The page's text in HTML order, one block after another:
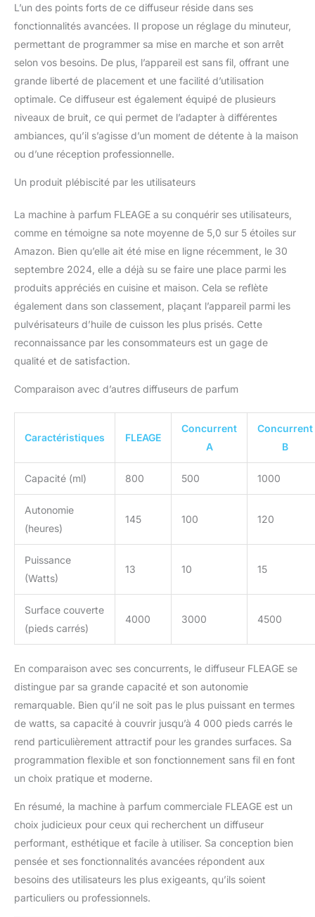
facile et diffusion de l'air
froid】 Aucun
assemblage requis, il
suffit de déballer, de le
placer sur une surface
plane et de le connecter.
Faites l'expérience d'une
diffusion constante sans
goutter ni fuir.
L’un des points forts de ce diffuseur réside dans ses
fonctionnalités avancées. Il propose un réglage du minuteur,
permettant de programmer sa mise en marche et son arrêt
selon vos besoins. De plus, l’appareil est sans fil, offrant une
grande liberté de placement et une facilité d’utilisation
optimale. Ce diffuseur est également équipé de plusieurs
niveaux de bruit, ce qui permet de l’adapter à différentes
ambiances, qu’il s’agisse d’un moment de détente à la maison
ou d’une réception professionnelle.
Un produit plébiscité par les utilisateurs
La machine à parfum FLEAGE a su conquérir ses utilisateurs,
comme en témoigne sa note moyenne de 5,0 sur 5 étoiles sur
Amazon. Bien qu’elle ait été mise en ligne récemment, le 30
septembre 2024, elle a déjà su se faire une place parmi les
produits appréciés en cuisine et maison. Cela se reflète
également dans son classement, plaçant l’appareil parmi les
pulvérisateurs d’huile de cuisson les plus prisés. Cette
reconnaissance par les consommateurs est un gage de
qualité et de satisfaction.
Comparaison avec d’autres diffuseurs de parfum
Caractéristiques FLEAGE
Concurrent
A
Concurrent
B
Capacité (ml) 800 500 1000
Autonomie
(heures)
145 100 120
Puissance
(Watts)
13 10 15
Surface couverte
(pieds carrés)
4000 3000 4500
En comparaison avec ses concurrents, le diffuseur FLEAGE se
distingue par sa grande capacité et son autonomie
remarquable. Bien qu’il ne soit pas le plus puissant en termes
de watts, sa capacité à couvrir jusqu’à 4 000 pieds carrés le
rend particulièrement attractif pour les grandes surfaces. Sa
programmation flexible et son fonctionnement sans fil en font
un choix pratique et moderne.
En résumé, la machine à parfum commerciale FLEAGE est un
choix judicieux pour ceux qui recherchent un diffuseur
performant, esthétique et facile à utiliser. Sa conception bien
pensée et ses fonctionnalités avancées répondent aux
besoins des utilisateurs les plus exigeants, qu’ils soient
particuliers ou professionnels.